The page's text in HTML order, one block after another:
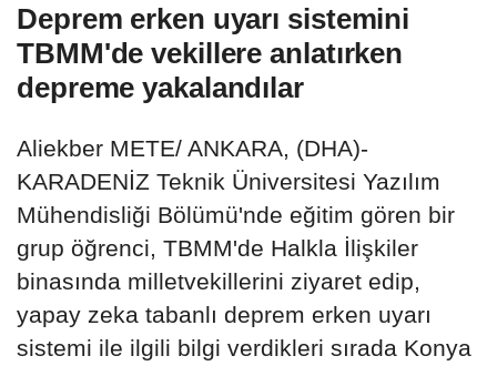
Deprem erken uyarı sistemini
TBMM'de vekillere anlatırken
depreme yakalandılar
Aliekber METE/ ANKARA, (DHA)-
KARADENİZ Teknik Üniversitesi Yazılım
Mühendisliği Bölümü'nde eğitim gören bir
grup öğrenci, TBMM'de Halkla İlişkiler
binasında milletvekillerini ziyaret edip,
yapay zeka tabanlı deprem erken uyarı
sistemi ile ilgili bilgi verdikleri sırada Konya